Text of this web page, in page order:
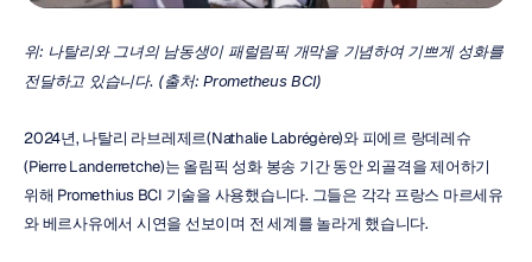
위: 나탈리와 그녀의 남동생이 패럴림픽 개막을 기념하여 기쁘게 성화를
전달하고 있습니다. (출처: Prometheus BCI)
2024년, 나탈리 라브레제르(Nathalie Labrégère)와 피에르 랑데레슈
(Pierre Landerretche)는 올림픽 성화 봉송 기간 동안 외골격을 제어하기
위해 Promethius BCI 기술을 사용했습니다. 그들은 각각 프랑스 마르세유
와 베르사유에서 시연을 선보이며 전 세계를 놀라게 했습니다.